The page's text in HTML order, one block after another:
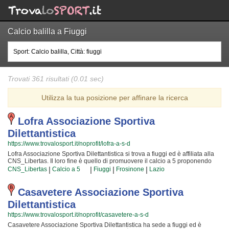
Calcio balilla a Fiuggi
Trovati 361 risultati (0.01 sec)
Utilizza la tua posizione per affinare la ricerca
Lofra Associazione Sportiva
Dilettantistica
https://www.trovalosport.it/noprofit/lofra-a-s-d
Lofra Associazione Sportiva Dilettantistica si trova a fiuggi ed è affiliata alla
CNS_Libertas. Il loro fine è quello di promuovere il calcio a 5 proponendo
corsi rivolti a bambini e ragazzi. Lofra Associazione Sportiva Dilettantistica è
radicata nella comunità di fiuggi e al loro interno sono cresciute generazioni
di bambini e ragazzi che hanno imparato i valori fondamentali dello sport e
l'importanza del lavoro di squadra. I loro istruttori di calcio a 5 sono tra i più
esperti e qualificati della zona e sono sicuramente i più adatti a sviluppare il
talento dei bambini che iniziano a giocare e dei ragazzi che vogliono
raggiungere livelli di eccellenza. Per questo motivo Lofra Associazione
Sportiva Dilettantistica sarà felice di accogliere anche tuo figlio
nell'associazione, perché possa raggiungere il successo che merita in un
CNS_Libertas | Calcio a 5 | Fiuggi | Frosinone | Lazio
Casavetere Associazione Sportiva
Dilettantistica
https://www.trovalosport.it/noprofit/casavetere-a-s-d
Casavetere Associazione Sportiva Dilettantistica ha sede a fiuggi ed è